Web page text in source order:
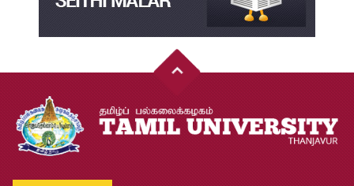
இளங்கலை முதுகலை தேர்வு முடிவுகள் 2026
Jul
20
முதுநிலை-பட்டயம்-தேர்வு-முடிவுகள்-மே2026
Jul
20
முனைவர்பட்டப்-பயிற்சிப்-பணித்-தேர்வு-முடிவுகள்-மே2026